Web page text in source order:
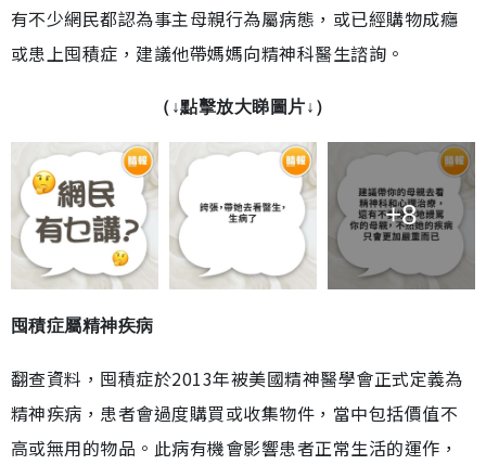
有不少網民都認為事主母親行為屬病態，或已經購物成癮
或患上囤積症，建議他帶媽媽向精神科醫生諮詢。
（↓點擊放大睇圖片↓）
+8
囤積症屬精神疾病
翻查資料，囤積症於2013年被美國精神醫學會正式定義為
精神疾病，患者會過度購買或收集物件，當中包括價值不
高或無用的物品。此病有機會影響患者正常生活的運作，